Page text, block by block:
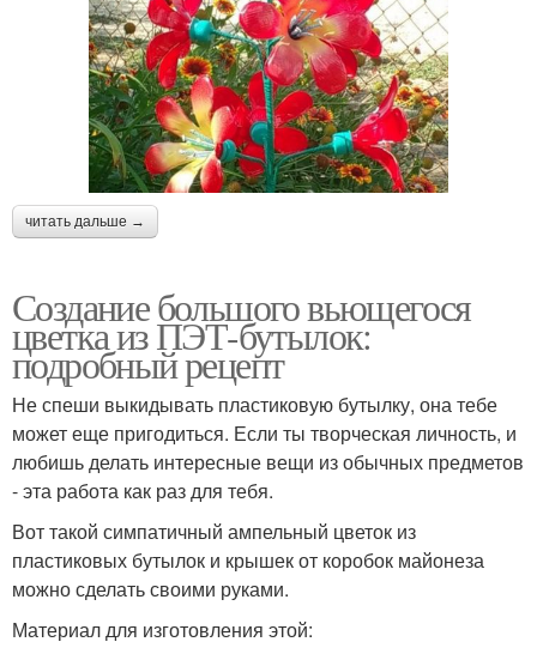
читать дальше →
Создание большого вьющегося
цветка из ПЭТ-бутылок:
подробный рецепт
Не спеши выкидывать пластиковую бутылку, она тебе
может еще пригодиться. Если ты творческая личность, и
любишь делать интересные вещи из обычных предметов
- эта работа как раз для тебя.
Вот такой симпатичный ампельный цветок из
пластиковых бутылок и крышек от коробок майонеза
можно сделать своими руками.
Материал для изготовления этой: